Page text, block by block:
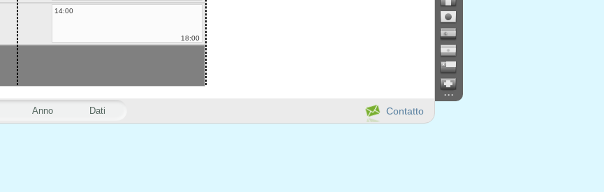
...
Contatto
Anno Dati
14:00
18:00